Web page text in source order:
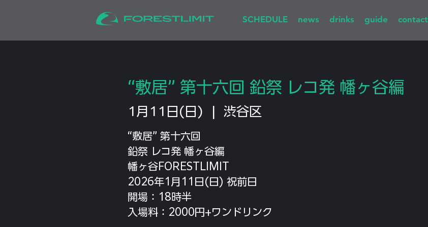
SCHEDULE news drinks guide contact
“敷居” 第十六回 鉛祭 レコ発 幡ヶ谷編
1月11日(日) 渋谷区
“敷居” 第十六回
鉛祭 レコ発 幡ヶ谷編
幡ヶ谷FORESTLIMIT
2026年1月11日(日) 祝前日
開場：18時半
入場料：2000円+ワンドリンク